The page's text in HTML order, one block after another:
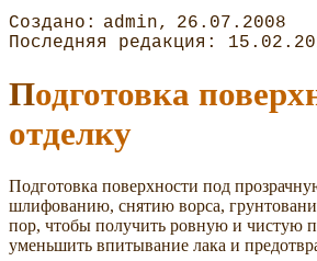
admin
26.07.2008
Подготовка поверхности под
отделку
Подготовка поверхности под
шлифованию, снятию ворса,
пор, чтобы получить ровную и чистую
уменьшить впитывание лака и